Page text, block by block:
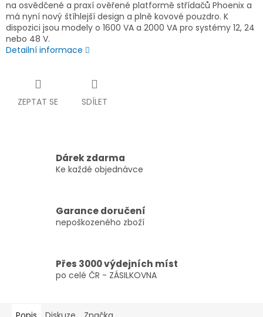
na osvědčené a praxí ověřené platformě střídačů Phoenix a
má nyní nový štíhlejší design a plně kovové pouzdro. K
dispozici jsou modely o 1600 VA a 2000 VA pro systémy 12, 24
nebo 48 V.
Detailní informace
ZEPTAT SE SDÍLET
Dárek zdarma
Ke každé objednávce
Garance doručení
nepoškozeného zboží
Přes 3000 výdejních míst
po celé ČR - ZÁSILKOVNA